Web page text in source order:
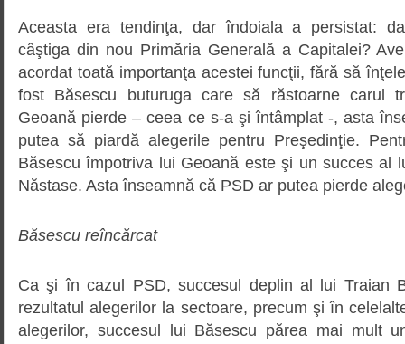
Aceasta era tendinţa, dar îndoiala a persistat:
câştiga din nou Primăria Generală a Capitalei?
acordat toată importanţa acestei funcţii, fără să
fost Băsescu buturuga care să răstoarne carul
Geoană pierde – ceea ce s-a şi întâmplat -, asta
putea să piardă alegerile pentru Preşedinţie.
Băsescu împotriva lui Geoană este şi un succes al
Năstase. Asta înseamnă că PSD ar putea pierde
Băsescu reîncărcat
Ca şi în cazul PSD, succesul deplin al lui Traian
rezultatul alegerilor la sectoare, precum şi în
alegerilor, succesul lui Băsescu părea mai mult